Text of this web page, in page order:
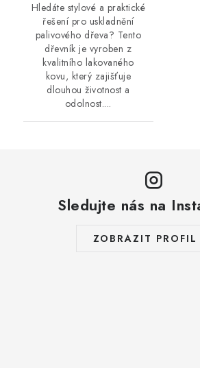
Hledáte stylové a praktické
řešení pro uskladnění
palivového dřeva? Tento
dřevník je vyroben z
kvalitního lakovaného
kovu, který zajišťuje
dlouhou životnost a
odolnost....
Sledujte nás na
ZOBRAZIT PROFIL